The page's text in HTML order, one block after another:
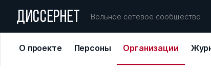
ДИССЕРНЕТ Вольное сетевое сообщество
О проекте Персоны Организации